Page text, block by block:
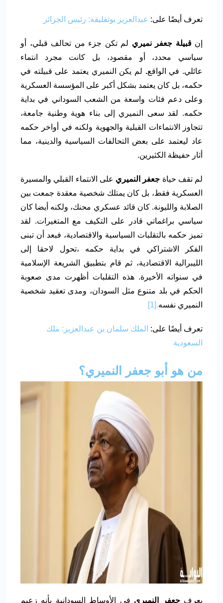
تعرف أيضًا على: عبدالعزيز بوتفليقة: رئيس الجزائر
إنقبيلة جعفر نميري لم تكن جزء من تحالف قبلي، أو
سياسي محدد، أو مقصود، بل كانت مجرد انتماء
عائلي. في الواقع. لم يكن النميري يعتمد على قبيلته في
حكمه، بل كان يعتمد بشكل أكبر على المؤسسة العسكرية
وعلى دعم فئات واسعة من الشعب السوداني في بداية
حكمه. لقد سعى النميري إلى بناء هوية وطنية جامعة،
تتجاوز الانتماءات القبلية والجهوية ولكنه في أواخر حكمه
عاد ليعتمد على بعض التحالفات السياسية والدينية، مما
أثار حفيظة الكثيرين.
لم تقف حياة جعفر النميري على الانتماء القبلي والمسيرة
العسكرية فقط، بل كان يمتلك شخصية معقدة جمعت بين
الصلابة والليونة. كان قائد عسكري محنك، ولكنه أيضا كان
سياسي براغماتي قادر على التكيف مع المتغيرات. لقد
تميز حكمه بالتقلبات السياسية والاقتصادية، فبعد أن تبنى
الفكر الاشتراكي في بداية حكمه ،تحول لاحقا إلى
الليبرالية الاقتصادية، ثم قام بتطبيق الشريعة الإسلامية
في سنواته الأخيرة. هذه التقلبات أظهرت مدى صعوبة
الحكم في بلد متنوع مثل السودان، ومدى تعقيد شخصية
النميري نفسه.[1]
تعرف أيضًا على: الملك سلمان بن عبدالعزيز: ملك
السعودية
من هو أبو جعفر النميري؟
يعرفجعفر النميري في الأوساط السودانية بأنه زعيم